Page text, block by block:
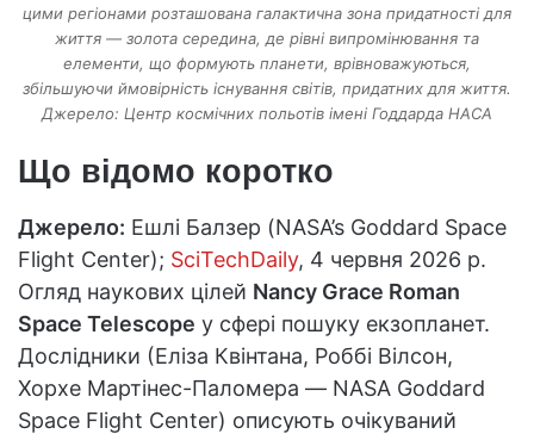
цими регіонами розташована галактична зона придатності для
життя — золота середина, де рівні випромінювання та
елементи, що формують планети, врівноважуються,
збільшуючи ймовірність існування світів, придатних для життя.
Джерело: Центр космічних польотів імені Годдарда НАСА
Що відомо коротко
Джерело: Ешлі Балзер (NASA’s Goddard Space
Flight Center); SciTechDaily, 4 червня 2026 р.
Огляд наукових цілей Nancy Grace Roman
Space Telescope у сфері пошуку екзопланет.
Дослідники (Еліза Квінтана, Роббі Вілсон,
Хорхе Мартінес-Паломера — NASA Goddard
Space Flight Center) описують очікуваний